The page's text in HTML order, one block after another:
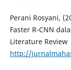
Perani Rosyani,
Faster R-CNN
Literature Review
http://